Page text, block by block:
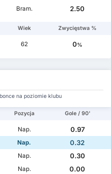
Bram. 2.50
Wiek Zwycięstwa %
62 0%
na poziomie klubu
Pozycja Gole / 90'
Nap.
0.97
Nap.
0.32
Nap.
0.30
Nap.
0.00